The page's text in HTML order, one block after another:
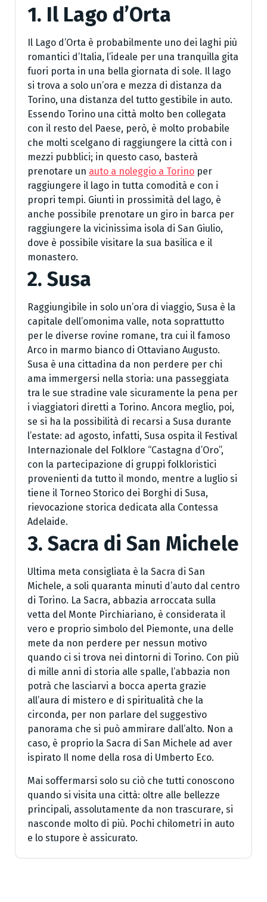
1. Il Lago d’Orta
Il Lago d’Orta è probabilmente uno dei laghi più
romantici d’Italia, l’ideale per una tranquilla gita
fuori porta in una bella giornata di sole. Il lago
si trova a solo un’ora e mezza di distanza da
Torino, una distanza del tutto gestibile in auto.
Essendo Torino una città molto ben collegata
con il resto del Paese, però, è molto probabile
che molti scelgano di raggiungere la città con i
mezzi pubblici; in questo caso, basterà
prenotare un auto a noleggio a Torino per
raggiungere il lago in tutta comodità e con i
propri tempi. Giunti in prossimità del lago, è
anche possibile prenotare un giro in barca per
raggiungere la vicinissima isola di San Giulio,
dove è possibile visitare la sua basilica e il
monastero.
2. Susa
Raggiungibile in solo un’ora di viaggio, Susa è la
capitale dell’omonima valle, nota soprattutto
per le diverse rovine romane, tra cui il famoso
Arco in marmo bianco di Ottaviano Augusto.
Susa è una cittadina da non perdere per chi
ama immergersi nella storia: una passeggiata
tra le sue stradine vale sicuramente la pena per
i viaggiatori diretti a Torino. Ancora meglio, poi,
se si ha la possibilità di recarsi a Susa durante
l’estate: ad agosto, infatti, Susa ospita il Festival
Internazionale del Folklore “Castagna d’Oro”,
con la partecipazione di gruppi folkloristici
provenienti da tutto il mondo, mentre a luglio si
tiene il Torneo Storico dei Borghi di Susa,
rievocazione storica dedicata alla Contessa
Adelaide.
3. Sacra di San Michele
Ultima meta consigliata è la Sacra di San
Michele, a soli quaranta minuti d’auto dal centro
di Torino. La Sacra, abbazia arroccata sulla
vetta del Monte Pirchiariano, è considerata il
vero e proprio simbolo del Piemonte, una delle
mete da non perdere per nessun motivo
quando ci si trova nei dintorni di Torino. Con più
di mille anni di storia alle spalle, l’abbazia non
potrà che lasciarvi a bocca aperta grazie
all’aura di mistero e di spiritualità che la
circonda, per non parlare del suggestivo
panorama che si può ammirare dall’alto. Non a
caso, è proprio la Sacra di San Michele ad aver
ispirato Il nome della rosa di Umberto Eco.
Mai soffermarsi solo su ciò che tutti conoscono
quando si visita una città: oltre alle bellezze
principali, assolutamente da non trascurare, si
nasconde molto di più. Pochi chilometri in auto
e lo stupore è assicurato.